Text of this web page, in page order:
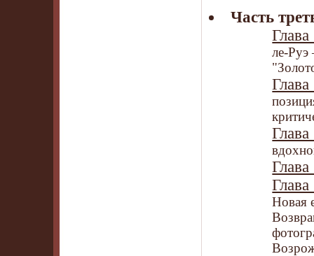
Часть
ле-
Новая